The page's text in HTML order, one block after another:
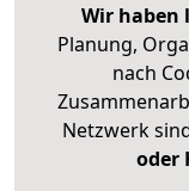
Wir haben
Planung,
nach
Netzwerk
oder